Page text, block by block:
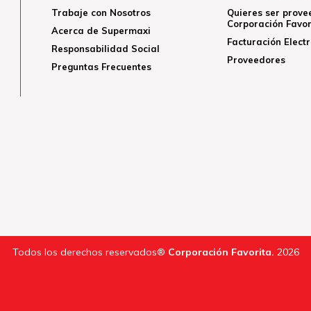
Trabaje con Nosotros
Acerca de Supermaxi
Responsabilidad Social
Preguntas Frecuentes
Quieres ser
Corporación
Facturación
Proveedores
Todos los derechos reservados® Corporación Favorita. 2026